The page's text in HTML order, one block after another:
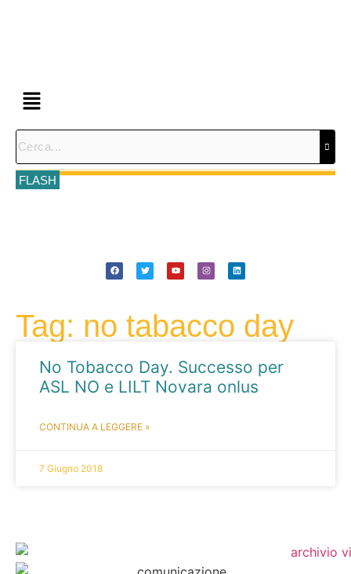
FLASH
Tag: no tabacco day
No Tobacco Day. Successo per
ASL NO e LILT Novara onlus
CONTINUA A LEGGERE »
7 Giugno 2018